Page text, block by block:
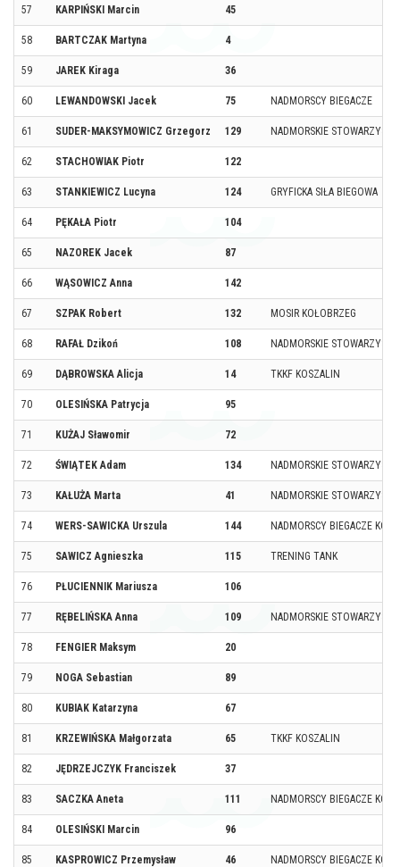
57 KARPIŃSKI Marcin 45
58 BARTCZAK Martyna 4
59 JAREK Kiraga 36
60 LEWANDOWSKI Jacek 75 NADMORSCY BIEGACZE
61 SUDER-MAKSYMOWICZ Grzegorz 129 NADMORSKIE
62 STACHOWIAK Piotr 122
63 STANKIEWICZ Lucyna 124 GRYFICKA SIŁA BIEGOWA
64 PĘKAŁA Piotr 104
65 NAZOREK Jacek 87
66 WĄSOWICZ Anna 142
67 SZPAK Robert 132 MOSIR KOŁOBRZEG
68 RAFAŁ Dzikoń 108 NADMORSKIE
69 DĄBROWSKA Alicja 14 TKKF KOSZALIN
70 OLESIŃSKA Patrycja 95
71 KUŻAJ Sławomir 72
72 ŚWIĄTEK Adam 134 NADMORSKIE
73 KAŁUŻA Marta 41 NADMORSKIE
74 WERS-SAWICKA Urszula 144 NADMORSCY BIEGACZE
75 SAWICZ Agnieszka 115 TRENING TANK
76 PŁUCIENNIK Mariusza 106
77 RĘBELIŃSKA Anna 109 NADMORSKIE
78 FENGIER Maksym 20
79 NOGA Sebastian 89
80 KUBIAK Katarzyna 67
81 KRZEWIŃSKA Małgorzata 65 TKKF KOSZALIN
82 JĘDRZEJCZYK Franciszek 37
83 SACZKA Aneta 111 NADMORSCY BIEGACZE
84 OLESIŃSKI Marcin 96
85 KASPROWICZ Przemysław 46 NADMORSCY BIEGACZE